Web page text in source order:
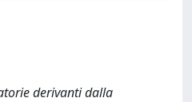
derivanti dalla